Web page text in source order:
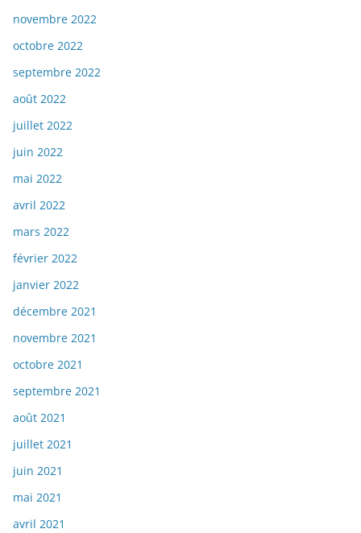
novembre 2022
octobre 2022
septembre 2022
août 2022
juillet 2022
juin 2022
mai 2022
avril 2022
mars 2022
février 2022
janvier 2022
décembre 2021
novembre 2021
octobre 2021
septembre 2021
août 2021
juillet 2021
juin 2021
mai 2021
avril 2021